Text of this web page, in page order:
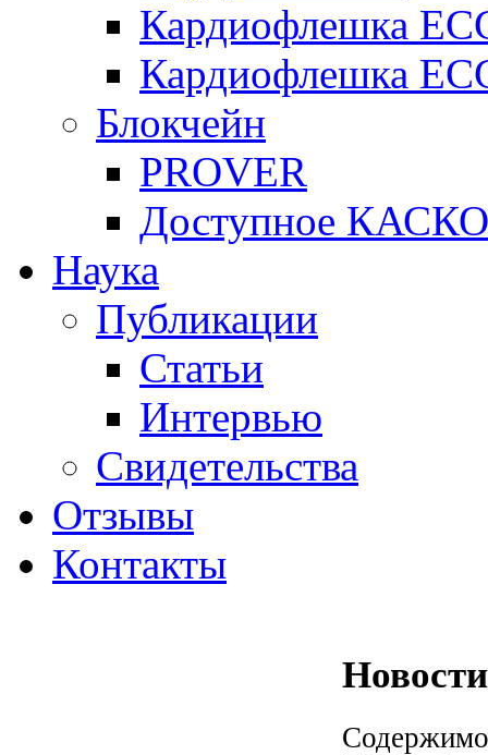
Кардиофлешка
Кардиофлешка
Блокчейн
PROVER
Доступное КАСКО
Наука
Публикации
Статьи
Интервью
Свидетельства
Отзывы
Контакты
Новости